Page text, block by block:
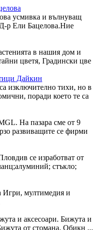
усмивка и вълнуващ
р Ели Бацелова.Ние
в нашия дом и
цветя, Градински цве
Дайкин
изключително тихи, но в
поради което те са
На пазара сме от 9
развиващите се фирми
се изработват от
стъкло;
Игри, мултимедия и
и аксесоари. Бижута и
от стомана. Обикн ...